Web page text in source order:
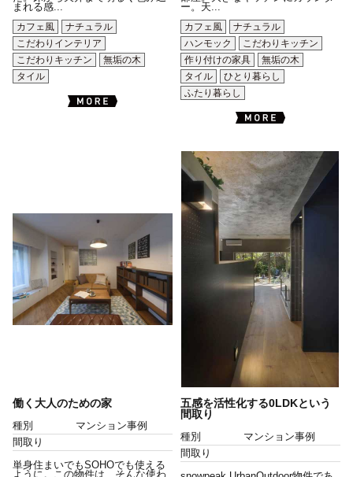
まれる感...
カフェ風
ナチュラル
こだわりインテリア
こだわりキッチン
無垢の木
タイル
ー。天...
カフェ風
ナチュラル
ハンモック
こだわりキッチン
作り付けの家具
無垢の木
タイル
ひとり暮らし
ふたり暮らし
働く大人のための家
種別
マンション事例
間取り
単身住まいでもSOHOでも使える
ように。この物件は、そんな使わ
五感を活性化する0LDKという
間取り
種別
マンション事例
間取り